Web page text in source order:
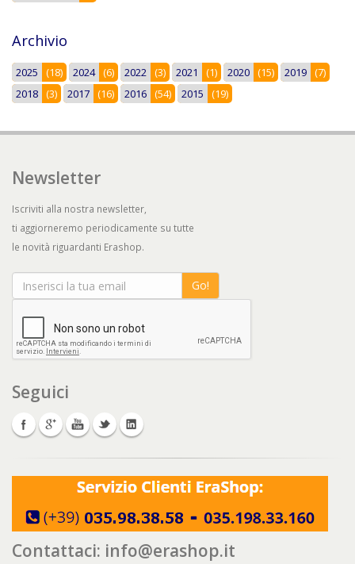
Archivio
2025 (18) 2024 (6) 2022 (3) 2021 (1) 2020 (15) 2019 (7)
2018 (3) 2017 (16) 2016 (54) 2015 (19)
Newsletter
Iscriviti alla nostra newsletter,
ti aggiorneremo periodicamente su tutte
le novità riguardanti Erashop.
Go!
Seguici
Contattaci: info@erashop.it